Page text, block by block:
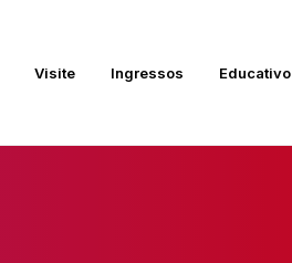
Visite Ingressos Educativo